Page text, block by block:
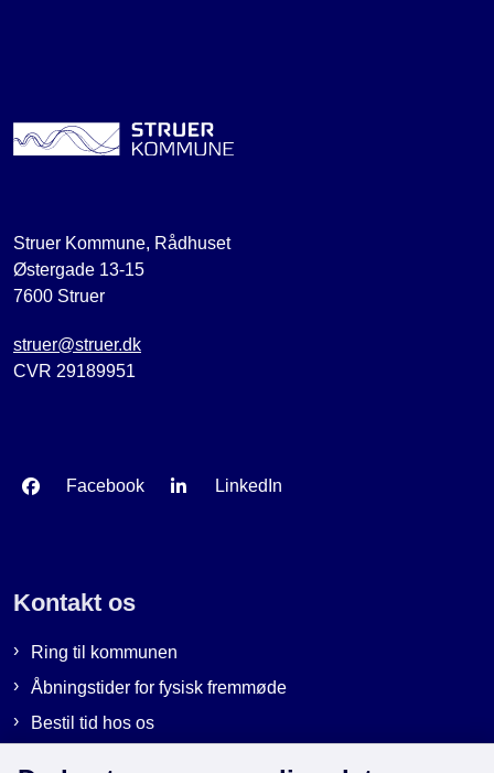
Struer Kommune, Rådhuset
Østergade 13-15
7600 Struer
struer@struer.dk
CVR 29189951
Facebook LinkedIn
Kontakt os
Ring til kommunen
Åbningstider for fysisk fremmøde
Bestil tid hos os